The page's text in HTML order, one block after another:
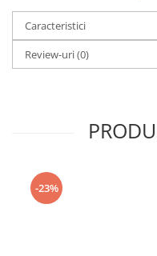
Caracteristici
Review-uri(0)
-23%